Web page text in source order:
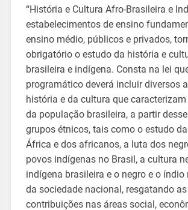
“História e Cultura Afro-Brasileira e
estabelecimentos de ensino
ensino médio, públicos e privados,
obrigatório o estudo da história e
brasileira e indígena. Consta na lei
programático deverá incluir diversos
história e da cultura que
da população brasileira, a partir
grupos étnicos, tais como o estudo
África e dos africanos, a luta dos
povos indígenas no Brasil, a cultura
indígena brasileira e o negro e o
da sociedade nacional, resgatando
contribuições nas áreas social,